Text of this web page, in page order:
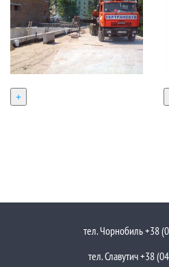
+
тел. Чорнобиль +38
тел. Славутич +38